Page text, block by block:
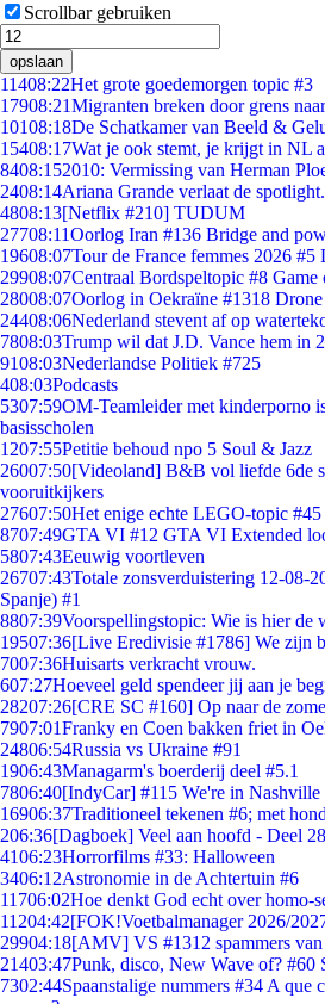
Scrollbar gebruiken
opslaan
11408:22Het grote goedemorgen topic #3
17908:21Migranten breken door grens
10108:18De Schatkamer van Beeld &
15408:17Wat je ook stemt, je krijgt in NL
8408:152010: Vermissing van Herman
2408:14Ariana Grande verlaat de spotlight.
4808:13[Netflix #210] TUDUM
27708:11Oorlog Iran #136 Bridge and
19608:07Tour de France femmes 2026 #5
29908:07Centraal Bordspeltopic #8 Game
28008:07Oorlog in Oekraïne #1318
24408:06Nederland stevent af op
7808:03Trump wil dat J.D. Vance hem in
9108:03Nederlandse Politiek #725
408:03Podcasts
5307:59OM-Teamleider met kinderporno
basisscholen
1207:55Petitie behoud npo 5 Soul & Jazz
26007:50[Videoland] B&B vol liefde 6de
vooruitkijkers
27607:50Het enige echte LEGO-topic
8707:49GTA VI #12 GTA VI Extended
5807:43Eeuwig voortleven
26707:43Totale zonsverduistering 12-08-
Spanje) #1
8807:39Voorspellingstopic: Wie is hier de
19507:36[Live Eredivisie #1786] We zijn
7007:36Huisarts verkracht vrouw.
607:27Hoeveel geld spendeer jij aan je
28207:26[CRE SC #160] Op naar de
7907:01Franky en Coen bakken friet in
24806:54Russia vs Ukraine #91
1906:43Managarm's boerderij deel #5.1
7806:40[IndyCar] #115 We're in Nashville
16906:37Traditioneel tekenen #6; met
206:36[Dagboek] Veel aan hoofd - Deel 28
4106:23Horrorfilms #33: Halloween
3406:12Astronomie in de Achtertuin #6
11706:02Hoe denkt God echt over homo-
11204:42[FOK!Voetbalmanager 2026/
29904:18[AMV] VS #1312 spammers van
21403:47Punk, disco, New Wave of? #60
7302:44Spaanstalige nummers #34 A que